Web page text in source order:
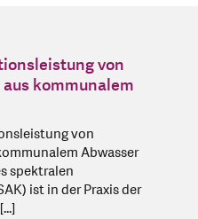
von
kommunalem
von
Abwasser
spektralen
ist in der Praxis der